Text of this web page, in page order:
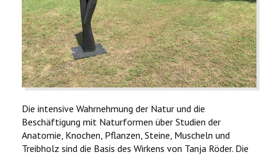
Die intensive Wahrnehmung der Natur und die
Beschäftigung mit Naturformen über Studien der
Anatomie, Knochen, Pflanzen, Steine, Muscheln und
Treibholz sind die Basis des Wirkens von Tanja Röder. Die